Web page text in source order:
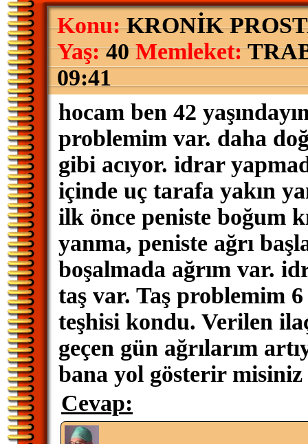
Konu:KRONİK
Yaş:40Memleket:
09:41
hocam ben 42
problemim var. daha
gibi acıyor. idrar
içinde uç tarafa yakın
ilk önce peniste boğum
yanma, peniste ağrı
boşalmada ağrım var.
taş var. Taş problemim
teşhisi kondu. Verilen
geçen gün ağrılarım
bana yol gösterir
Cevap: